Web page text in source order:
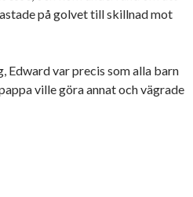
på golvet till skillnad mot
Edward var precis som alla barn
ville göra annat och vägrade